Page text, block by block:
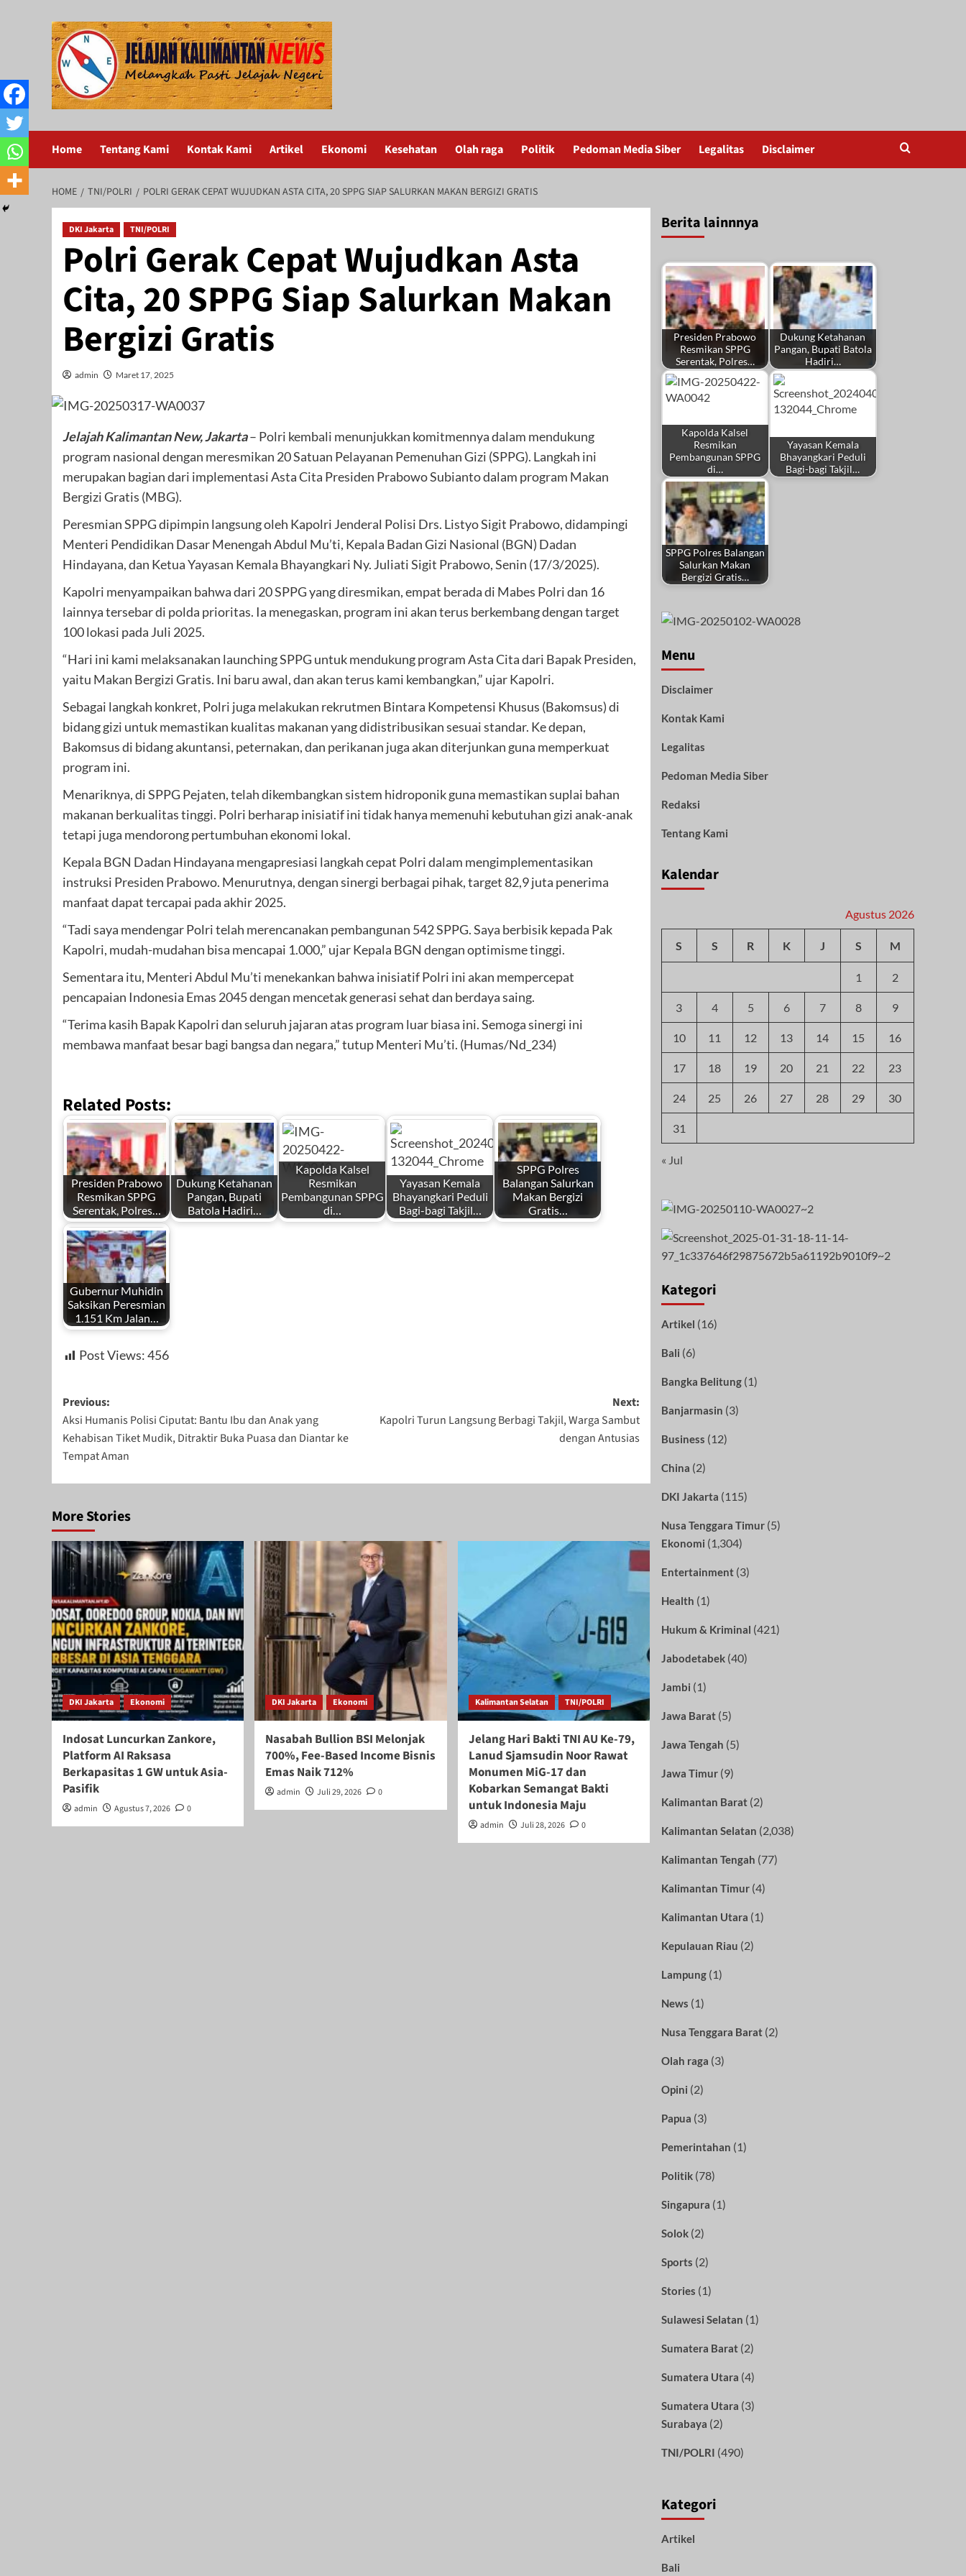
Home Tentang Kami Kontak Kami Artikel Ekonomi Kesehatan Olah raga Politik Pedoman Media Siber Legalitas Disclaimer
HOME TNI/POLRI POLRI GERAK CEPAT WUJUDKAN ASTA CITA, 20 SPPG SIAP SALURKAN MAKAN BERGIZI GRATIS
DKI Jakarta TNI/POLRI
Polri Gerak Cepat Wujudkan Asta
Cita, 20 SPPG Siap Salurkan Makan
Bergizi Gratis
admin Maret 17, 2025
Jelajah Kalimantan New, Jakarta– Polri kembali menunjukkan komitmennya dalam mendukung
program nasional dengan meresmikan 20 Satuan Pelayanan Pemenuhan Gizi (SPPG). Langkah ini
merupakan bagian dari implementasi Asta Cita Presiden Prabowo Subianto dalam program Makan
Bergizi Gratis (MBG).
Peresmian SPPG dipimpin langsung oleh Kapolri Jenderal Polisi Drs. Listyo Sigit Prabowo, didampingi
Menteri Pendidikan Dasar Menengah Abdul Mu’ti, Kepala Badan Gizi Nasional (BGN) Dadan
Hindayana, dan Ketua Yayasan Kemala Bhayangkari Ny. Juliati Sigit Prabowo, Senin (17/3/2025).
Kapolri menyampaikan bahwa dari 20 SPPG yang diresmikan, empat berada di Mabes Polri dan 16
lainnya tersebar di polda prioritas. Ia menegaskan, program ini akan terus berkembang dengan target
100 lokasi pada Juli 2025.
“Hari ini kami melaksanakan launching SPPG untuk mendukung program Asta Cita dari Bapak Presiden,
yaitu Makan Bergizi Gratis. Ini baru awal, dan akan terus kami kembangkan,” ujar Kapolri.
Sebagai langkah konkret, Polri juga melakukan rekrutmen Bintara Kompetensi Khusus (Bakomsus) di
bidang gizi untuk memastikan kualitas makanan yang didistribusikan sesuai standar. Ke depan,
Bakomsus di bidang akuntansi, peternakan, dan perikanan juga akan diterjunkan guna memperkuat
program ini.
Menariknya, di SPPG Pejaten, telah dikembangkan sistem hidroponik guna memastikan suplai bahan
makanan berkualitas tinggi. Polri berharap inisiatif ini tidak hanya memenuhi kebutuhan gizi anak-anak
tetapi juga mendorong pertumbuhan ekonomi lokal.
Kepala BGN Dadan Hindayana mengapresiasi langkah cepat Polri dalam mengimplementasikan
instruksi Presiden Prabowo. Menurutnya, dengan sinergi berbagai pihak, target 82,9 juta penerima
manfaat dapat tercapai pada akhir 2025.
“Tadi saya mendengar Polri telah merencanakan pembangunan 542 SPPG. Saya berbisik kepada Pak
Kapolri, mudah-mudahan bisa mencapai 1.000,” ujar Kepala BGN dengan optimisme tinggi.
Sementara itu, Menteri Abdul Mu’ti menekankan bahwa inisiatif Polri ini akan mempercepat
pencapaian Indonesia Emas 2045 dengan mencetak generasi sehat dan berdaya saing.
“Terima kasih Bapak Kapolri dan seluruh jajaran atas program luar biasa ini. Semoga sinergi ini
membawa manfaat besar bagi bangsa dan negara,” tutup Menteri Mu’ti. (Humas/Nd_234)
Related Posts:
Presiden Prabowo
Resmikan SPPG
Serentak, Polres…
Dukung Ketahanan
Pangan, Bupati
Batola Hadiri…
Kapolda Kalsel
Resmikan
Pembangunan SPPG
di…
Yayasan Kemala
Bhayangkari Peduli
Bagi-bagi Takjil…
SPPG Polres
Balangan Salurkan
Makan Bergizi
Gratis…
Gubernur Muhidin
Saksikan Peresmian
1.151 Km Jalan…
Post Views:456
Post
navigation
Previous:
Aksi Humanis Polisi Ciputat: Bantu Ibu dan Anak yang
Kehabisan Tiket Mudik, Ditraktir Buka Puasa dan Diantar ke
Tempat Aman
Next:
Kapolri Turun Langsung Berbagi Takjil, Warga Sambut
dengan Antusias
More Stories
DKI Jakarta Ekonomi
Indosat Luncurkan Zankore,
Platform AI Raksasa
Berkapasitas 1 GW untuk Asia-
Pasifik
admin Agustus 7, 2026 0
DKI Jakarta Ekonomi
Nasabah Bullion BSI Melonjak
700%, Fee-Based Income Bisnis
Emas Naik 712%
admin Juli 29, 2026 0
Kalimantan Selatan TNI/POLRI
Jelang Hari Bakti TNI AU Ke-79,
Lanud Sjamsudin Noor Rawat
Monumen MiG-17 dan
Kobarkan Semangat Bakti
untuk Indonesia Maju
admin Juli 28, 2026 0
Berita lainnnya
Presiden Prabowo
Resmikan SPPG
Serentak, Polres…
Dukung Ketahanan
Pangan, Bupati Batola
Hadiri…
Kapolda Kalsel
Resmikan
Pembangunan SPPG
di…
Yayasan Kemala
Bhayangkari Peduli
Bagi-bagi Takjil…
SPPG Polres Balangan
Salurkan Makan
Bergizi Gratis…
Menu
Disclaimer
Kontak Kami
Legalitas
Pedoman Media Siber
Redaksi
Tentang Kami
Kalendar
Agustus 2026
S S R K J S M
1 2
3 4 5 6 7 8 9
10 11 12 13 14 15 16
17 18 19 20 21 22 23
24 25 26 27 28 29 30
31
« Jul
Kategori
Artikel (16)
Bali (6)
Bangka Belitung(1)
Banjarmasin (3)
Business (12)
China (2)
DKI Jakarta (115)
Nusa Tenggara Timur(5)
Ekonomi (1,304)
Entertainment(3)
Health (1)
Hukum & Kriminal (421)
Jabodetabek(40)
Jambi (1)
Jawa Barat(5)
Jawa Tengah (5)
Jawa Timur(9)
Kalimantan Barat(2)
Kalimantan Selatan (2,038)
Kalimantan Tengah (77)
Kalimantan Timur(4)
Kalimantan Utara (1)
Kepulauan Riau (2)
Lampung(1)
News (1)
Nusa Tenggara Barat(2)
Olah raga (3)
Opini (2)
Papua (3)
Pemerintahan (1)
Politik(78)
Singapura (1)
Solok(2)
Sports (2)
Stories (1)
Sulawesi Selatan (1)
Sumatera Barat(2)
Sumatera Utara (4)
Sumatera Utara (3)
Surabaya (2)
TNI/POLRI (490)
Kategori
Artikel
Bali